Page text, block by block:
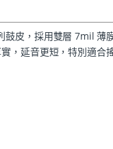
鼓皮，採用雙層 7mil
，延音更短，特別適